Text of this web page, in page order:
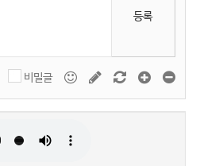
등록
비밀글